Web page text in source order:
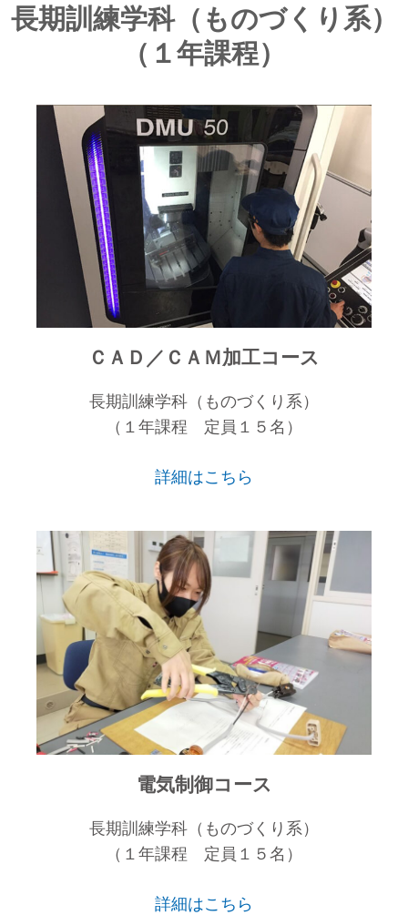
長期訓練学科（ものづくり系）
（１年課程）
ＣＡＤ／ＣＡＭ加工コース
長期訓練学科（ものづくり系）
（１年課程 定員１５名）
詳細はこちら
電気制御コース
長期訓練学科（ものづくり系）
（１年課程 定員１５名）
詳細はこちら